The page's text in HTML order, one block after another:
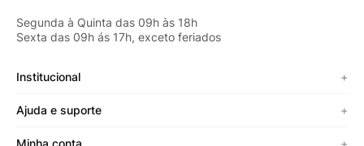
Segunda à Quinta das 09h às 18h
Sexta das 09h ás 17h, exceto feriados
Institucional +
Sobre a Cicero
Ajuda e suporte +
Termos de uso
Minha conta +